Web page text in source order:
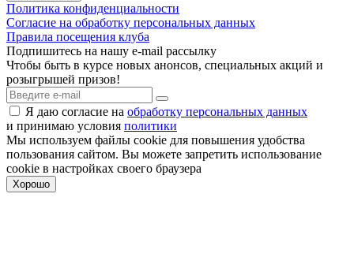
Политика конфиденциальности
Согласие на обработку персональных данных
Правила посещения клуба
Подпишитесь на нашу e-mail рассылку
Чтобы быть в курсе новых анонсов, специальных акций и
розыгрышей призов!
Я даю согласие на обработку персональных данных
и принимаю условия политики
Мы используем файлы cookie для повышения удобства
пользования cайтом. Вы можете запретить использование
cookie в настройках своего браузера
Хорошо